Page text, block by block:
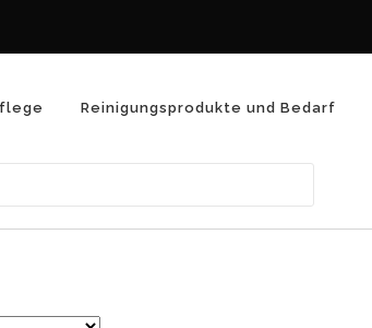
Reinigungsprodukte und Bedarf